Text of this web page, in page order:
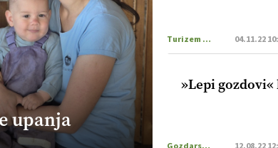
upanja
Turizem na podezelju 04.11.22
»Lepi